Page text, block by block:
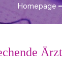
Homepage